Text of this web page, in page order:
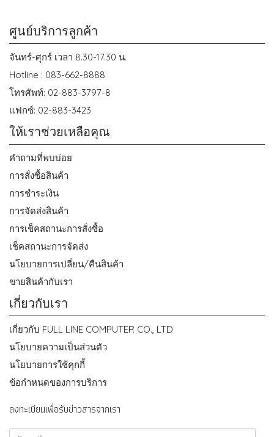
ศูนย์บริการลูกค้า
จันทร์-ศุกร์ เวลา 8.30-17.30 น.
Hotline : 083-662-8888
โทรศัพท์: 02-883-3797-8
แฟกซ์: 02-883-3423
ให้เราช่วยเหลือคุณ
คำถามที่พบบ่อย
การสั่งซื้อสินค้า
การชำระเงิน
การจัดส่งสินค้า
การเช็คสถานะการสั่งซื้อ
เช็คสถานะการจัดส่ง
นโยบายการเปลี่ยน/คืนสินค้า
ขายสินค้ากับเรา
เกี่ยวกับเรา
เกี่ยวกับ FULL LINE COMPUTER CO., LTD
นโยบายความเป็นส่วนตัว
นโยบายการใช้คุกกี้
ข้อกำหนดของการบริการ
ลงทะเบียนเพื่อรับข่าวสารจากเรา